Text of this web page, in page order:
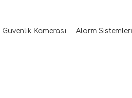
Güvenlik Kamerası Alarm Sistemleri